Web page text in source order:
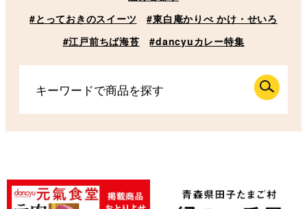
#とっておきのスイーツ
#東白庵かりべ かけ・せいろ
#江戸前ちば海苔
#dancyuカレー特集